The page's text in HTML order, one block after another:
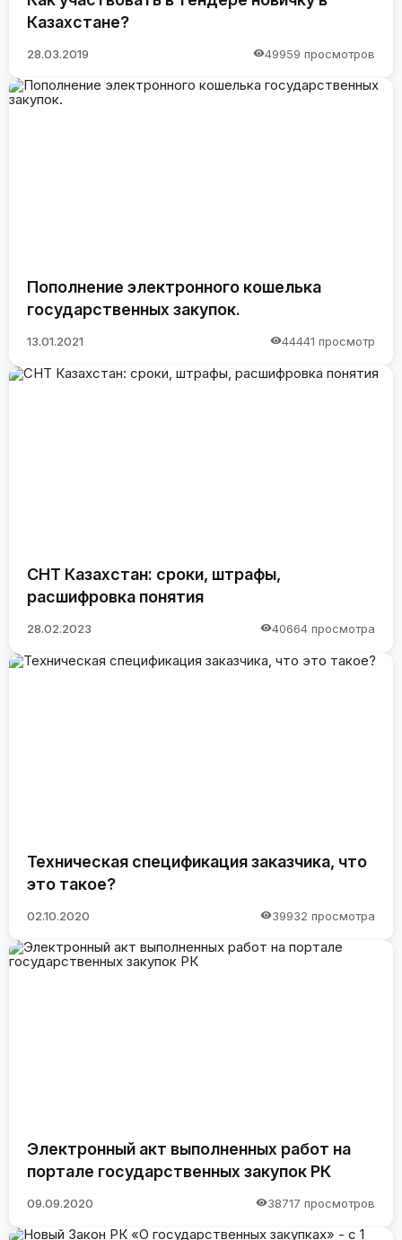
Казахстане?
28.03.2019 49959 просмотров
Пополнение электронного кошелька
государственных закупок.
13.01.2021 44441 просмотр
СНТ Казахстан: сроки, штрафы,
расшифровка понятия
28.02.2023 40664 просмотра
Техническая спецификация заказчика, что
это такое?
02.10.2020 39932 просмотра
Электронный акт выполненных работ на
портале государственных закупок РК
09.09.2020 38717 просмотров